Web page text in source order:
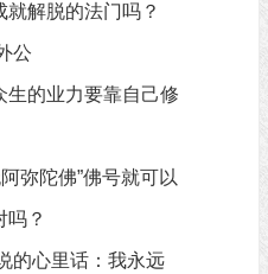
就解脱的法门吗？
公
生的业力要靠自己修
弥陀佛”佛号就可以
吗？
的心里话：我永远